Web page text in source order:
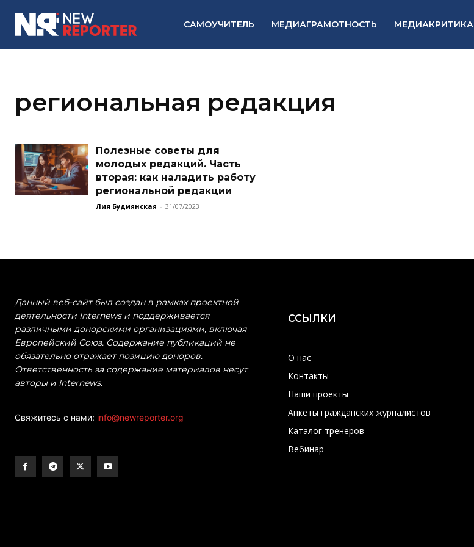
САМОУЧИТЕЛЬ МЕДИАГРАМОТНОСТЬ МЕДИАКРИТИКА
региональная редакция
Полезные советы для
молодых редакций. Часть
вторая: как наладить работу
региональной редакции
Лия Будиянская - 31/07/2023
Данный веб-сайт был создан в рамках проектной
деятельности Internews и поддерживается
различными донорскими организациями, включая
Европейский Союз. Содержание публикаций не
обязательно отражает позицию доноров.
Ответственность за содержание материалов несут
авторы и Internews.
Свяжитесь с нами: info@newreporter.org
ССЫЛКИ
О нас
Контакты
Наши проекты
Анкеты гражданских журналистов
Каталог тренеров
Вебинар